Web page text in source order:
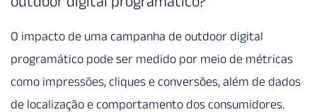
O impacto de uma campanha de outdoor digital
programático pode ser medido por meio de métricas
como impressões, cliques e conversões, além de dados
de localização e comportamento dos consumidores.